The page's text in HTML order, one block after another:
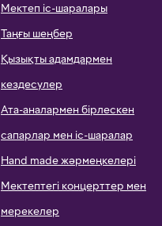
Мектеп іс-шаралары
Таңғы шеңбер
Қызықты адамдармен
кездесулер
Ата-аналармен бірлескен
сапарлар мен іс-шаралар
Hand made жәрмеңкелері
Мектептегі концерттер мен
мерекелер